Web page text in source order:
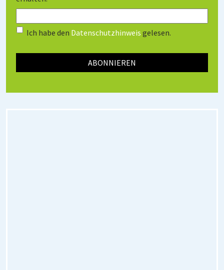
Ich habe den Datenschutzhinweis gelesen.